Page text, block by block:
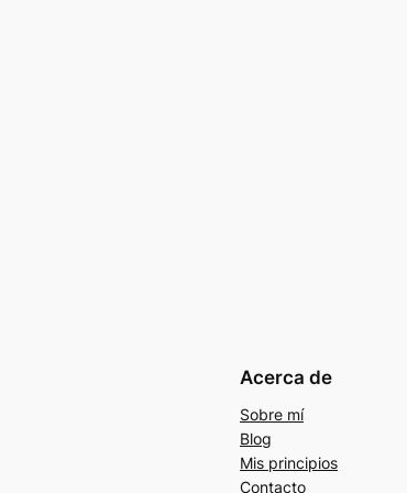
Acerca de
Sobre mí
Blog
Mis principios
Contacto